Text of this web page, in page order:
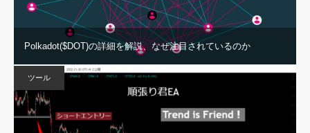
Polkadot($DOT)の詳細を解説、なぜ注目されているのか
ツール